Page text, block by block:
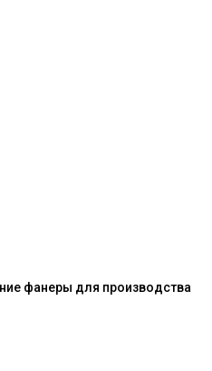
фанеры для производства